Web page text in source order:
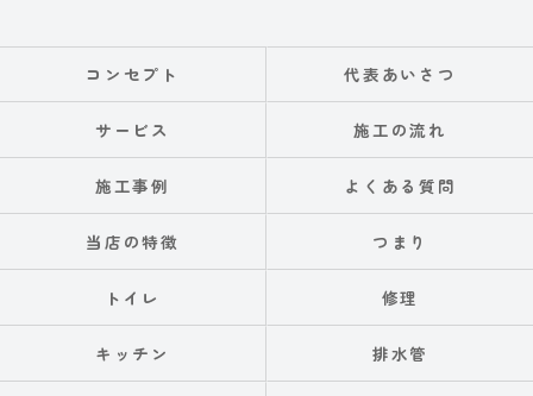
コンセプト 代表あいさつ
サービス 施工の流れ
施工事例 よくある質問
当店の特徴 つまり
トイレ 修理
キッチン 排水管